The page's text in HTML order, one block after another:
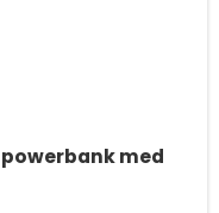
powerbank med